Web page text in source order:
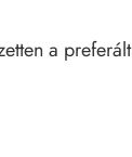
a preferált